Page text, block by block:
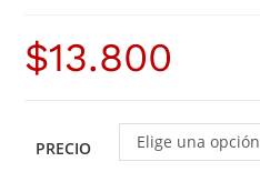
$13.800
PRECIO Elige una opción